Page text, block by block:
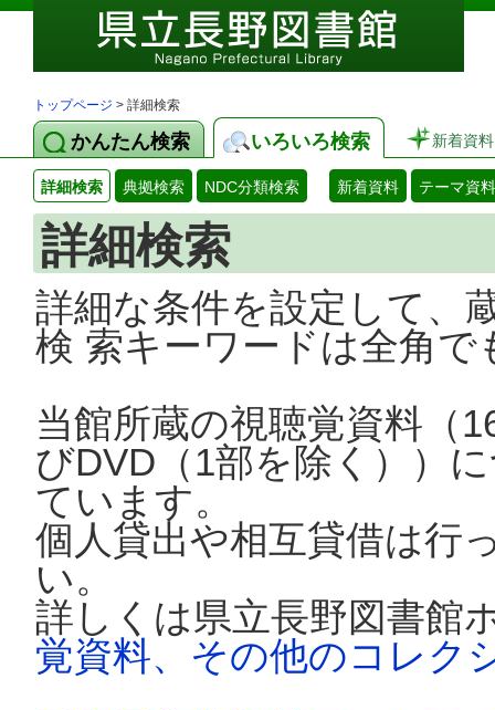
トップページ > 詳細検索
かんたん検索 いろいろ検索 新着資料
詳細検索 典拠検索 NDC分類検索 新着資料 テーマ資料
詳細検索
詳細な条件を設定して、
検 索キーワードは全角
当館所蔵の視聴覚資料（
びDVD（1部を除く））
ています。
個人貸出や相互貸借は行
い。
詳しくは県立長野図書館
覚資料、その他のコレク